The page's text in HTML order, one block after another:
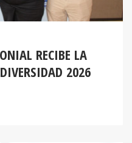
RECIBE LA
2026